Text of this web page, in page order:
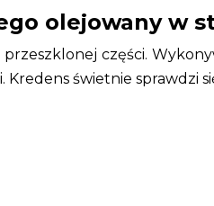
olejowany w
przeszklonej części.
świetnie sprawdzi